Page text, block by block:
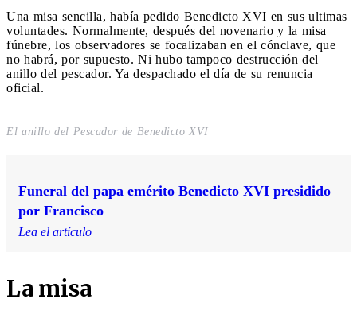
Una misa sencilla, había pedido Benedicto XVI en sus ultimas
voluntades. Normalmente, después del novenario y la misa
fúnebre, los observadores se focalizaban en el cónclave, que
no habrá, por supuesto. Ni hubo tampoco destrucción del
anillo del pescador. Ya despachado el día de su renuncia
oficial.
El anillo del Pescador de Benedicto XVI
Funeral del papa emérito Benedicto XVI presidido
por Francisco
Lea el artículo
La misa